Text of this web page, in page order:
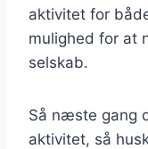
aktivitet for
mulighed for at
selskab.
Så næste gang
aktivitet, så